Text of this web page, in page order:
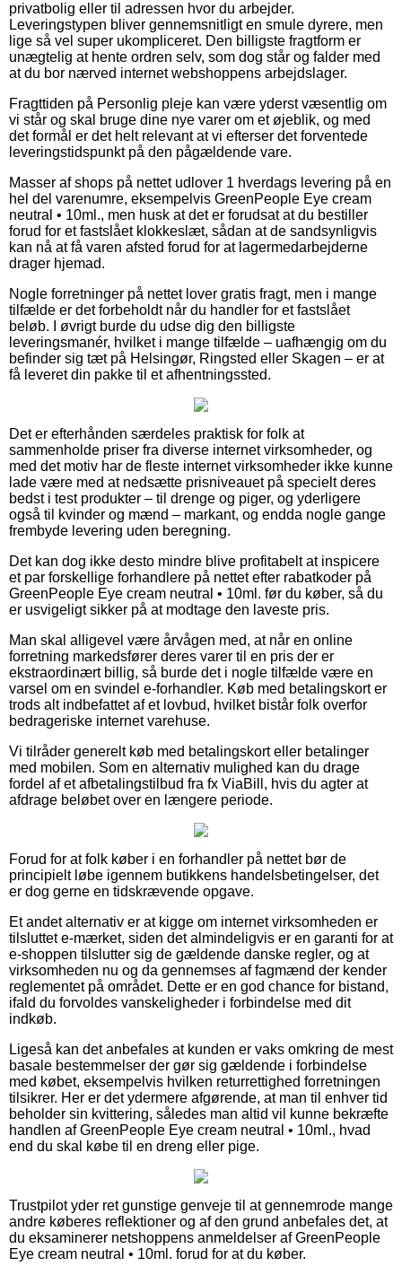
privatbolig eller til adressen hvor du arbejder.
Leveringstypen bliver gennemsnitligt en smule dyrere, men
lige så vel super ukompliceret. Den billigste fragtform er
unægtelig at hente ordren selv, som dog står og falder med
at du bor nærved internet webshoppens arbejdslager.
Fragttiden på Personlig pleje kan være yderst væsentlig om
vi står og skal bruge dine nye varer om et øjeblik, og med
det formål er det helt relevant at vi efterser det forventede
leveringstidspunkt på den pågældende vare.
Masser af shops på nettet udlover 1 hverdags levering på en
hel del varenumre, eksempelvis GreenPeople Eye cream
neutral • 10ml., men husk at det er forudsat at du bestiller
forud for et fastslået klokkeslæt, sådan at de sandsynligvis
kan nå at få varen afsted forud for at lagermedarbejderne
drager hjemad.
Nogle forretninger på nettet lover gratis fragt, men i mange
tilfælde er det forbeholdt når du handler for et fastslået
beløb. I øvrigt burde du udse dig den billigste
leveringsmanér, hvilket i mange tilfælde – uafhængig om du
befinder sig tæt på Helsingør, Ringsted eller Skagen – er at
få leveret din pakke til et afhentningssted.
Det er efterhånden særdeles praktisk for folk at
sammenholde priser fra diverse internet virksomheder, og
med det motiv har de fleste internet virksomheder ikke kunne
lade være med at nedsætte prisniveauet på specielt deres
bedst i test produkter – til drenge og piger, og yderligere
også til kvinder og mænd – markant, og endda nogle gange
frembyde levering uden beregning.
Det kan dog ikke desto mindre blive profitabelt at inspicere
et par forskellige forhandlere på nettet efter rabatkoder på
GreenPeople Eye cream neutral • 10ml. før du køber, så du
er usvigeligt sikker på at modtage den laveste pris.
Man skal alligevel være årvågen med, at når en online
forretning markedsfører deres varer til en pris der er
ekstraordinært billig, så burde det i nogle tilfælde være en
varsel om en svindel e-forhandler. Køb med betalingskort er
trods alt indbefattet af et lovbud, hvilket bistår folk overfor
bedrageriske internet varehuse.
Vi tilråder generelt køb med betalingskort eller betalinger
med mobilen. Som en alternativ mulighed kan du drage
fordel af et afbetalingstilbud fra fx ViaBill, hvis du agter at
afdrage beløbet over en længere periode.
Forud for at folk køber i en forhandler på nettet bør de
principielt løbe igennem butikkens handelsbetingelser, det
er dog gerne en tidskrævende opgave.
Et andet alternativ er at kigge om internet virksomheden er
tilsluttet e-mærket, siden det almindeligvis er en garanti for at
e-shoppen tilslutter sig de gældende danske regler, og at
virksomheden nu og da gennemses af fagmænd der kender
reglementet på området. Dette er en god chance for bistand,
ifald du forvoldes vanskeligheder i forbindelse med dit
indkøb.
Ligeså kan det anbefales at kunden er vaks omkring de mest
basale bestemmelser der gør sig gældende i forbindelse
med købet, eksempelvis hvilken returrettighed forretningen
tilsikrer. Her er det ydermere afgørende, at man til enhver tid
beholder sin kvittering, således man altid vil kunne bekræfte
handlen af GreenPeople Eye cream neutral • 10ml., hvad
end du skal købe til en dreng eller pige.
Trustpilot yder ret gunstige genveje til at gennemrode mange
andre køberes reflektioner og af den grund anbefales det, at
du eksaminerer netshoppens anmeldelser af GreenPeople
Eye cream neutral • 10ml. forud for at du køber.